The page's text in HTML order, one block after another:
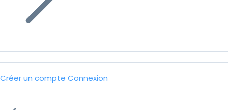
Créer un compte Connexion